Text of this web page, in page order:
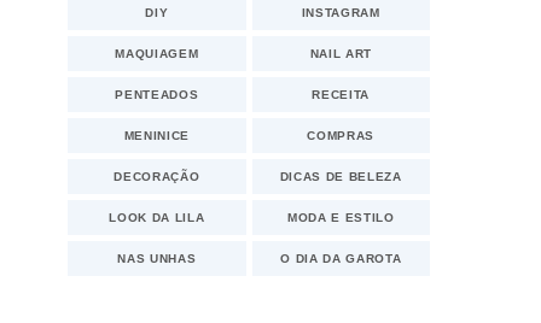
DIY INSTAGRAM
MAQUIAGEM NAIL ART
PENTEADOS RECEITA
MENINICE COMPRAS
DECORAÇÃO DICAS DE BELEZA
LOOK DA LILA MODA E ESTILO
NAS UNHAS O DIA DA GAROTA